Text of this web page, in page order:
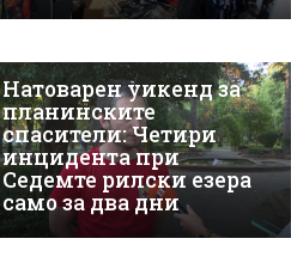
Натоварен уикенд за
планинските
спасители: Четири
инцидента при
Седемте рилски езера
само за два дни